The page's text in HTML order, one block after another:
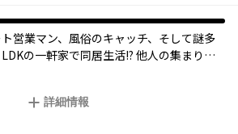
営業マン、風俗のキャッチ、そして謎多
の一軒家で同居生活!? 他人の集まりだ
詳細情報